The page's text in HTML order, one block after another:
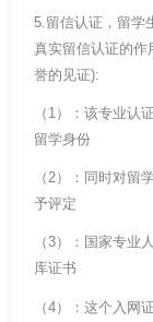
5.留信认证，留学
真实留信认证的作
誉的见证):
（1）：该专业认
留学身份
（2）：同时对留
予评定
（3）：国家专业
库证书
（4）：这个入网